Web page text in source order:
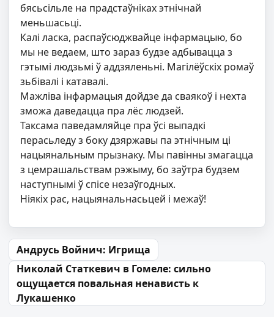
бясьсільле на прадстаўніках этнічнай
меньшасьці.
Калі ласка, распаўсюджвайце інфармацыю, бо
мы не ведаем, што зараз будзе адбывацца з
гэтымі людзьмі ў аддзяленьні. Магілёўскіх ромаў
зьбівалі і катавалі.
Мажліва інфармацыя дойдзе да сваякоў і нехта
зможа даведацца пра лёс людзей.
Таксама паведамляйце пра ўсі выпадкі
перасьледу з боку дзяржавы па этнічным ці
нацыянальным прызнаку. Мы павінны змагацца
з цемрашальствам рэжыму, бо заўтра будзем
наступнымі ў спісе незаўгодных.
Ніякіх рас, нацыянальнасьцей і межаў!
Навігацыя па запісах
Андрусь Войнич: Игрища
Николай Статкевич в Гомеле: сильно
ощущается повальная ненависть к
Лукашенко